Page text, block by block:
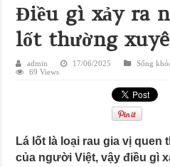
Điều gì xảy ra
lốt thường
admin 17/06/2025 Sống
69 Views
Lá lốt là loại rau gia vị quen
của người Việt, vậy điều gì